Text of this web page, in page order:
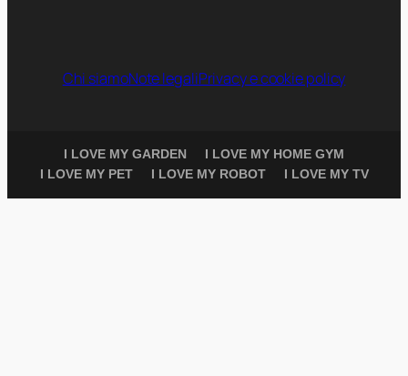
Chi siamoNote legaliPrivacy e cookie policy
I LOVE MY GARDEN
I LOVE MY HOME GYM
I LOVE MY PET
I LOVE MY ROBOT I LOVE MY TV